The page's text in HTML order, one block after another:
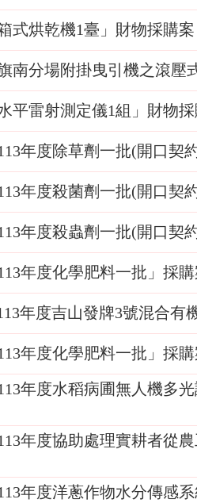
式烘乾機1臺」財物採購案
南分場附掛曳引機之滾壓
平雷射測定儀1組」財物
年度除草劑一批(開口契
年度殺菌劑一批(開口契
年度殺蟲劑一批(開口契
年度化學肥料一批」採
年度吉山發牌3號混合
年度化學肥料一批」採
年度水稻病圃無人機多
年度協助處理實耕者從
年度洋蔥作物水分傳感